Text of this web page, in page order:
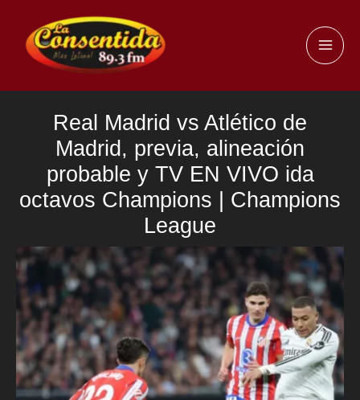
contenido
Real Madrid vs Atlético de
Madrid, previa, alineación
probable y TV EN VIVO ida
octavos Champions | Champions
League